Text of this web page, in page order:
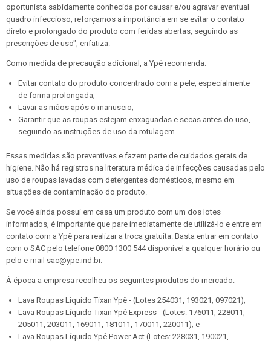
oportunista sabidamente conhecida por causar e/ou agravar eventual
quadro infeccioso, reforçamos a importância em se evitar o contato
direto e prolongado do produto com feridas abertas, seguindo as
prescrições de uso", enfatiza.
Como medida de precaução adicional, a Ypê recomenda:
Evitar contato do produto concentrado com a pele, especialmente
de forma prolongada;
Lavar as mãos após o manuseio;
Garantir que as roupas estejam enxaguadas e secas antes do uso,
seguindo as instruções de uso da rotulagem.
Essas medidas são preventivas e fazem parte de cuidados gerais de
higiene. Não há registros na literatura médica de infecções causadas pelo
uso de roupas lavadas com detergentes domésticos, mesmo em
situações de contaminação do produto.
Se você ainda possui em casa um produto com um dos lotes
informados, é importante que pare imediatamente de utilizá-lo e entre em
contato com a Ypê para realizar a troca gratuita. Basta entrar em contato
com o SAC pelo telefone 0800 1300 544 disponível a qualquer horário ou
pelo e-mail sac@ype.ind.br.
À época a empresa recolheu os seguintes produtos do mercado:
Lava Roupas Líquido Tixan Ypê - (Lotes 254031, 193021; 097021);
Lava Roupas Líquido Tixan Ypê Express - (Lotes: 176011, 228011,
205011, 203011, 169011, 181011, 170011, 220011); e
Lava Roupas Líquido Ypê Power Act (Lotes: 228031, 190021,